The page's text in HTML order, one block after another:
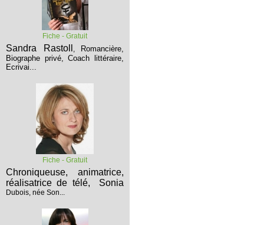
Fiche - Gratuit
Sandra Rastoll ,
Romancière,
Biographe privé, Coach littéraire,
Ecrivai...
Fiche - Gratuit
Chroniqueuse, animatrice,
réalisatrice de télé,
Sonia
Dubois, née Son...